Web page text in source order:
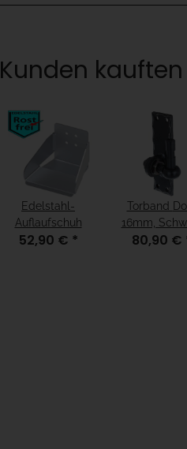
Kunden
Edelstahl-
Auflaufschuh
52,90 € *
Torband Dorn
16mm,
"vz sw
80,90 €